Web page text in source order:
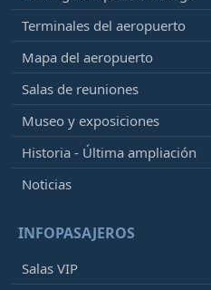
Terminales del aeropuerto
Mapa del aeropuerto
Salas de reuniones
Museo y exposiciones
Historia - Última ampliación
Noticias
INFOPASAJEROS
Salas VIP